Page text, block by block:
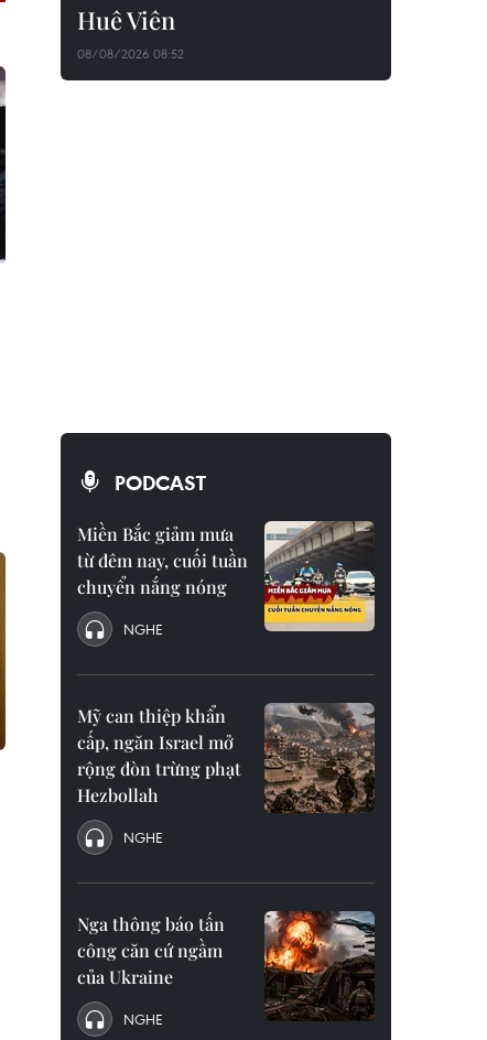
Huê Viên
08/08/2026 08:52
PODCAST
Miền Bắc giảm mưa
từ đêm nay, cuối tuần
chuyển nắng nóng
NGHE
Mỹ can thiệp khẩn
cấp, ngăn Israel mở
rộng đòn trừng phạt
Hezbollah
NGHE
Nga thông báo tấn
công căn cứ ngầm
của Ukraine
NGHE